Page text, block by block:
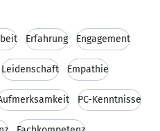
Erfahrung Engagement
Leidenschaft Empathie
PC-Kenntnisse